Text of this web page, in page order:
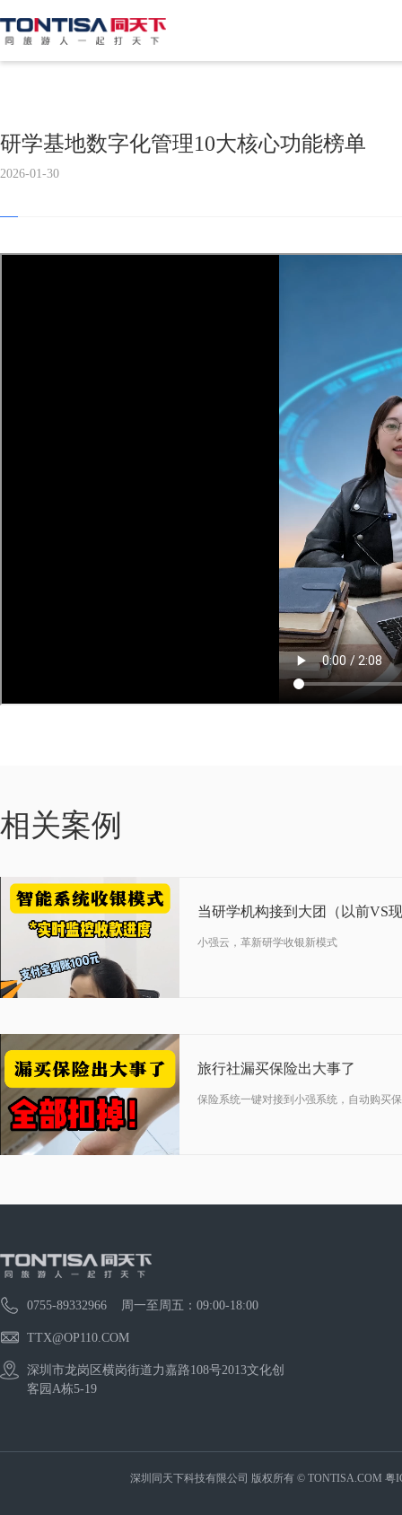
研学基地数字化管理10大核心功能榜单
2026-01-30
相关案例
10-10
2024
当研学机构接到大团（以前VS
小强云，革新研学收银新模式
08-23
2024
旅行社漏买保险出大事了
保险系统一键对接到小强系统，自动购买
0755-89332966 周一至周五：09:00-18:00
TTX@OP110.COM
深圳市龙岗区横岗街道力嘉路108号2013文化创
客园A栋5-19
深圳同天下科技有限公司 版权所有 © TONTISA.COM 粤